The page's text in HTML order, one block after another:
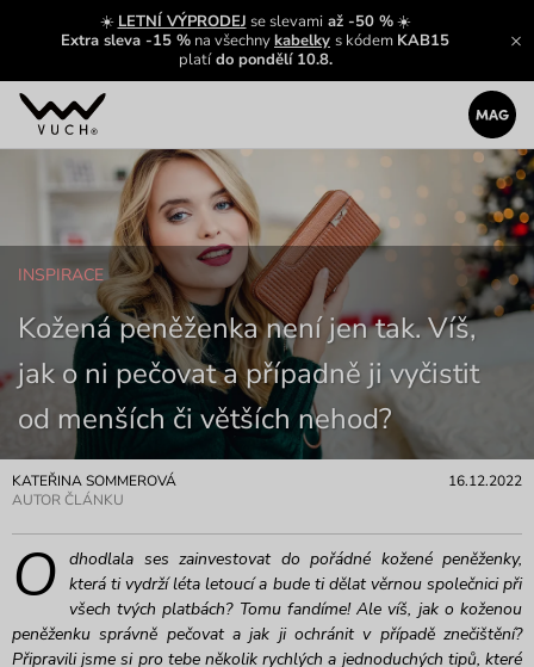
☀️ LETNÍ VÝPRODEJ se slevamiaž -50 %☀️
Extra sleva -15 % na všechnykabelky s kódem KAB15
platído pondělí 10.8.
INSPIRACE
Kožená peněženka není jen tak. Víš,
jak o ni pečovat a případně ji vyčistit
od menších či větších nehod?
16.12.2022
KATEŘINA SOMMEROVÁ
AUTOR ČLÁNKU
O dhodlala ses zainvestovat do pořádné kožené peněženky,
která ti vydrží léta letoucí a bude ti dělat věrnou společnici při
všech tvých platbách? Tomu fandíme! Ale víš, jak o koženou
peněženku správně pečovat a jak ji ochránit v případě znečištění?
Připravili jsme si pro tebe několik rychlých a jednoduchých tipů, které